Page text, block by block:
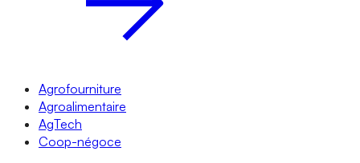
Agrofourniture
Agroalimentaire
AgTech
Coop-négoce